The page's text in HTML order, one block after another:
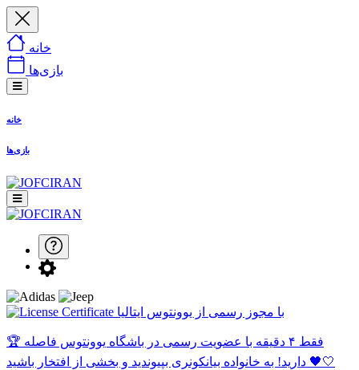
خانه
بازی‌ها
خانه
بازی‌ها
با مجوز رسمی از یوونتوس ایتالیا
🏆 فقط ۴ دقیقه با عضویت رسمی در باشگاه یوونتوس فاصله
دارید! به خانواده بیانکونری بپیوندید و بخشی از افتخار باشید 🖤🤍